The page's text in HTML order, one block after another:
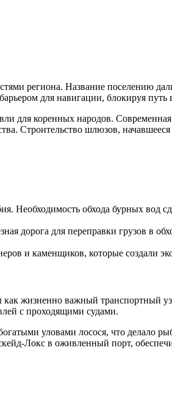
региона. Название поселению
для навигации, блокируя путь
для коренных народов. Современная
Строительство шлюзов, начавшееся
Необходимость обхода бурных вод
дорога для переправки грузов в
и каменщиков, которые создали
жизненно важный транспортный
с проходящими судами.
уловами лосося, что делало
Локс в оживленный порт,